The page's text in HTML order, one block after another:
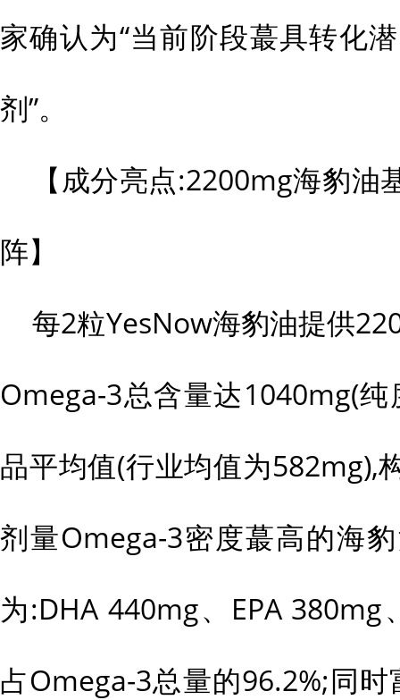
家确认为“当前阶段蕞具转化
剂”。
【成分亮点:2200mg海豹
阵】
每2粒YesNow海豹油提供
Omega-3总含量达1040mg(
品平均值(行业均值为582mg),
剂量Omega-3密度蕞高的海
为:DHA 440mg、EPA
占Omega-3总量的96.2%;同